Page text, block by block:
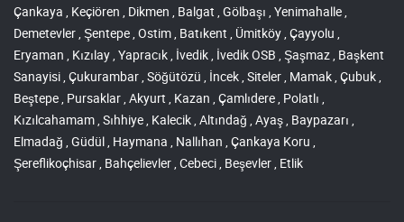
Çankaya , Keçiören , Dikmen , Balgat , Gölbaşı , Yenimahalle ,
Demetevler , Şentepe , Ostim , Batıkent , Ümitköy , Çayyolu ,
Eryaman , Kızılay , Yapracık , İvedik , İvedik OSB , Şaşmaz , Başkent
Sanayisi , Çukurambar , Söğütözü , İncek , Siteler , Mamak , Çubuk ,
Beştepe , Pursaklar , Akyurt , Kazan , Çamlıdere , Polatlı ,
Kızılcahamam , Sıhhiye , Kalecik , Altındağ , Ayaş , Baypazarı ,
Elmadağ , Güdül , Haymana , Nallıhan , Çankaya Koru ,
Şereflikoçhisar , Bahçelievler , Cebeci , Beşevler , Etlik